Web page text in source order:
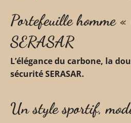
Portefeuille homme
SERASAR
L’élégance du carbone, la
sécurité SERASAR.
Un style sportif,